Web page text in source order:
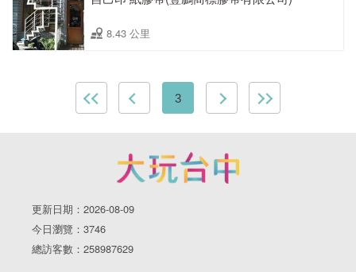
8.43 公里
3
更新日期：2026-08-09
今日瀏覽：3746
總訪客數：258987629